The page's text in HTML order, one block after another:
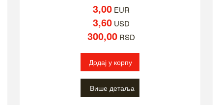
3,00 EUR
3,60 USD
300,00 RSD
Додај у корпу
Више детаља